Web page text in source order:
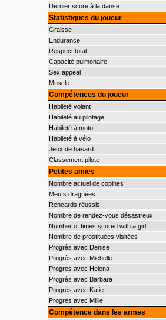
Dernier score à la danse
Statistiques du joueur
Graisse
Endurance
Respect total
Capacité pulmonaire
Sex appeal
Muscle
Compétences du joueur
Habileté volant
Habileté au pilotage
Habileté à moto
Habileté à vélo
Jeux de hasard
Classement pilote
Petites amies
Nombre actuel de copines
Meufs draguées
Rencards réussis
Nombre de rendez-vous désastreux
Number of times scored with a girl
Nombre de prostituées visitées
Progrès avec Denise
Progrès avec Michelle
Progrès avec Helena
Progrès avec Barbara
Progrès avec Katie
Progrès avec Millie
Compétence dans les armes